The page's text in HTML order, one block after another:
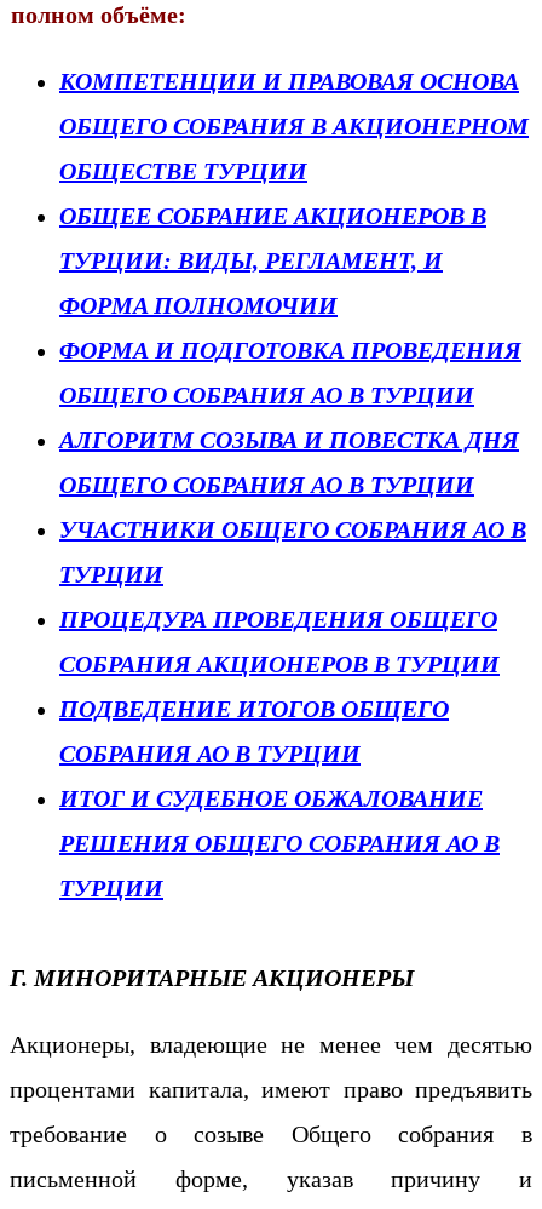
полном объёме:
КОМПЕТЕНЦИИ И ПРАВОВАЯ ОСНОВА
ОБЩЕГО СОБРАНИЯ В АКЦИОНЕРНОМ
ОБЩЕСТВЕ ТУРЦИИ
ОБЩЕЕ СОБРАНИЕ АКЦИОНЕРОВ В
ТУРЦИИ: ВИДЫ, РЕГЛАМЕНТ, И
ФОРМA ПОЛНОМОЧИИ
ФОРМА И ПОДГОТОВКА ПРОВЕДЕНИЯ
ОБЩЕГО СОБРАНИЯ АО В ТУРЦИИ
АЛГОРИТМ СОЗЫВА И ПОВЕСТКА ДНЯ
ОБЩЕГО СОБРАНИЯ АО В ТУРЦИИ
УЧАСТНИКИ ОБЩЕГО СОБРАНИЯ АО В
ТУРЦИИ
ПРОЦЕДУРА ПРОВЕДЕНИЯ ОБЩЕГО
СОБРАНИЯ АКЦИОНЕРОВ В ТУРЦИИ
ПОДВЕДЕНИЕ ИТОГОВ ОБЩЕГО
СОБРАНИЯ АО В ТУРЦИИ
ИТОГ И СУДЕБНОЕ ОБЖАЛОВАНИЕ
РЕШЕНИЯ ОБЩЕГО СОБРАНИЯ АО В
ТУРЦИИ
Г. МИНОРИТАРНЫЕ АКЦИОНЕРЫ
Акционеры, владеющие не менее чем десятью
процентами капитала, имеют право предъявить
требование о созыве Общего собрания в
письменной форме, указав причину и